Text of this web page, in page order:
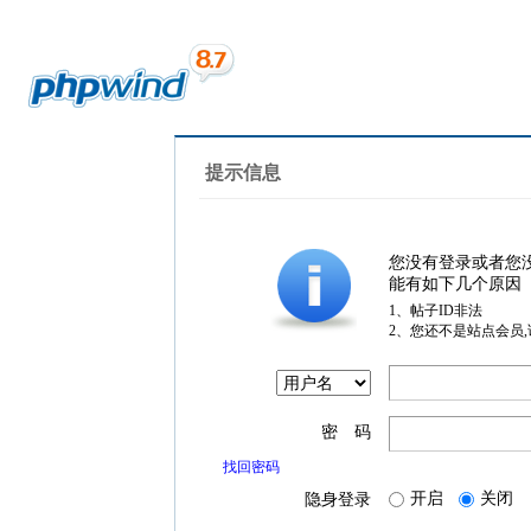
提示信息
您没有登录或者您
能有如下几个原因
1、帖子ID非法
2、您还不是站点会员
密 码
找回密码
隐身登录 开启 关闭